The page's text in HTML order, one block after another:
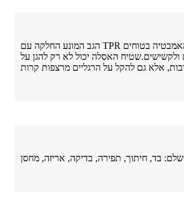
הגב המונע החלקה עם TPR הופך את שטיחי האמבטיה בטוחים
ולקשישים.שטיח האסלה יכול לא רק להגן על